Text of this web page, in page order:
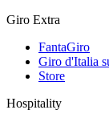
Giro Extra
FantaGiro
Giro d'Italia
Store
Hospitality